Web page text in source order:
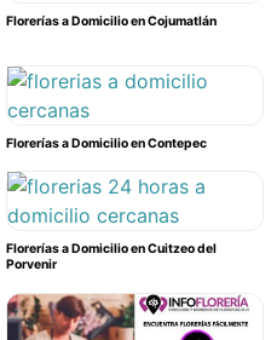
Florerías a Domicilio en Cojumatlán
Florerías a Domicilio en Contepec
Florerías a Domicilio en Cuitzeo del
Porvenir